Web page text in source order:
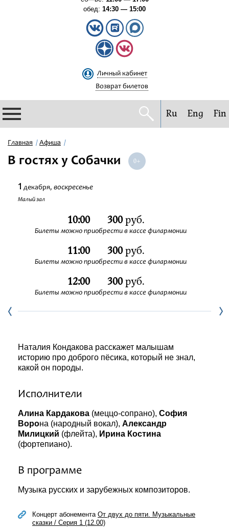
обед: 14:30 — 15:00
Личный кабинет
Возврат билетов
Филармония
Фестивали
Ru Eng Fin
Главная Афиша
В гостях у Собачки
1 декабря, воскресенье
Малый зал
10:00 300руб.
Билеты можно приобрести в кассе филармонии
11:00 300руб.
Билеты можно приобрести в кассе филармонии
12:00 300руб.
Билеты можно приобрести в кассе филармонии
Наталия Кондакова расскажет малышам
историю про доброго пёсика, который не знал,
какой он породы.
Исполнители
Алина Кардакова (меццо-сопрано), София
Ворона (народный вокал), Александр
Милицкий (флейта), Ирина Костина
(фортепиано).
В программе
Музыка русских и зарубежных композиторов.
Концерт абонемента От двух до пяти. Музыкальные
сказки / Серия 1 (12.00)